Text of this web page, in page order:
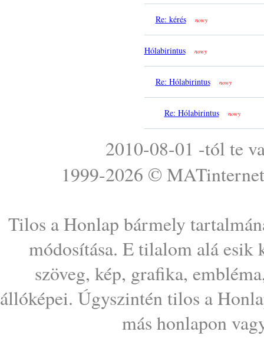
Re: kérés nowy
Hólabirintus nowy
Re: Hólabirintus nowy
Re: Hólabirintus nowy
2010-08-01 -tól te
1999-2026 © MATinternet
Tilos a Honlap bármely
módosítása. E tilalom alá esik
szöveg, kép, grafika,
állóképei. Úgyszintén tilos a
más honlapon